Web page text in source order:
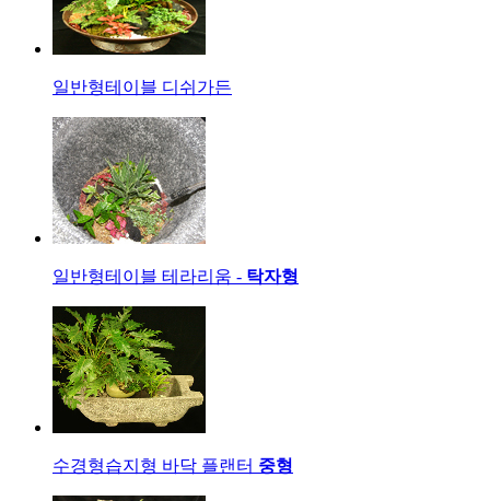
일반형테이블 디쉬가든
일반형테이블 테라리움 - 탁자형
수경형습지형 바닥 플랜터 중형